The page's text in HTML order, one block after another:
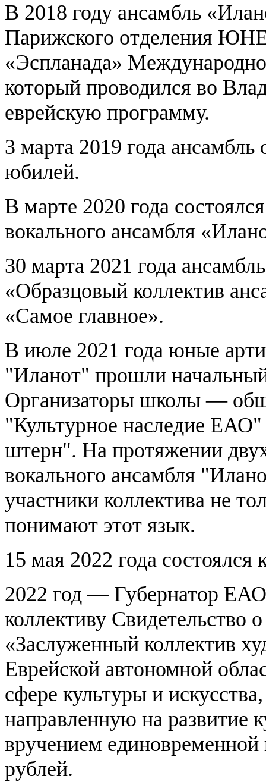
В 2018 году ансамбль
Парижского отделения
«Эспланада»
который проводился во
еврейскую программу.
3 марта 2019 года ансамбль
юбилей.
В марте 2020 года
вокального ансамбля
30 марта 2021 года
«Образцовый коллектив
«Самое главное».
В июле 2021 года юные
"Иланот" прошли
Организаторы школы —
"Культурное наследие
штерн". На протяжении
вокального ансамбля
участники коллектива не
понимают этот язык.
15 мая 2022 года
2022 год — Губернатор
коллективу Свидетельство
«Заслуженный коллектив
Еврейской автономной
сфере культуры и
направленную на развитие
вручением
рублей.